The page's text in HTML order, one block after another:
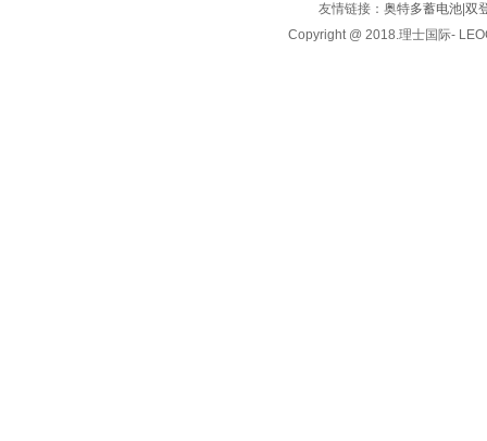
友情链接： 奥特多蓄电池| 双
Copyright @ 2018.理士国际-